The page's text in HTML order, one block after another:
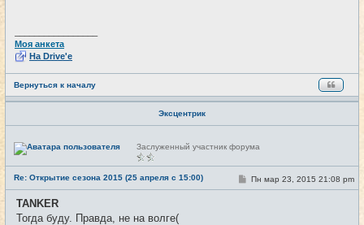
Моя анкета
На Drive'e
Вернуться к началу
Эксцентрик
Н
е
е
т
и
Заслуженный участник форума
Re: Открытие сезона 2015 (25 апреля с 15:00) #5
С
о
Пн мар 23, 2015 21:08 pm
TANKER
Тогда буду. Правда, не на волге(